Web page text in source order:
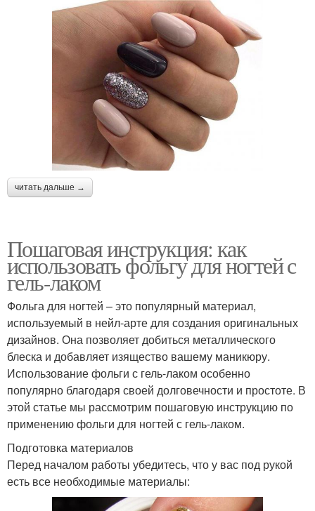
читать дальше →
Пошаговая инструкция: как
использовать фольгу для ногтей с
гель-лаком
Фольга для ногтей – это популярный материал,
используемый в нейл-арте для создания оригинальных
дизайнов. Она позволяет добиться металлического
блеска и добавляет изящество вашему маникюру.
Использование фольги с гель-лаком особенно
популярно благодаря своей долговечности и простоте. В
этой статье мы рассмотрим пошаговую инструкцию по
применению фольги для ногтей с гель-лаком.
Подготовка материалов
Перед началом работы убедитесь, что у вас под рукой
есть все необходимые материалы: